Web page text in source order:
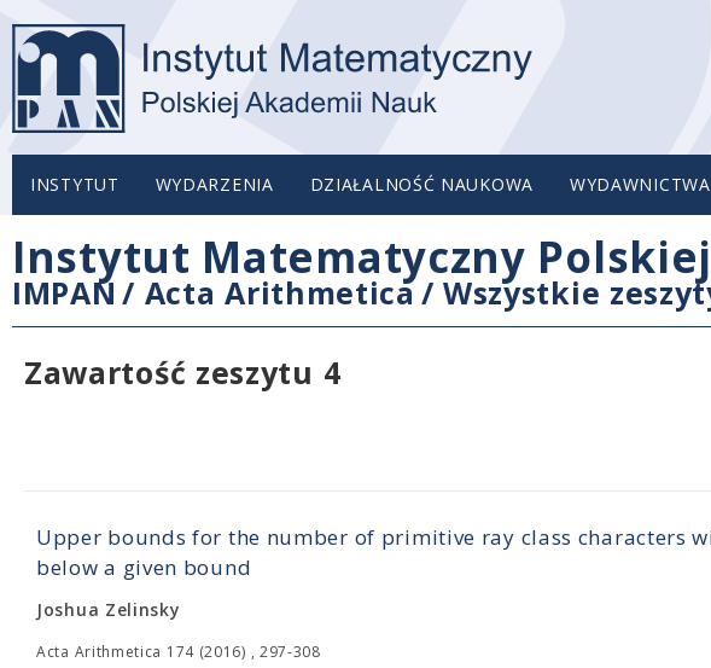
INSTYTUT WYDARZENIA DZIAŁALNOŚĆ NAUKOWA WYDAWNICTWA
Instytut Matematyczny
IMPAN / Acta Arithmetica/ Wszystkie
Zawartość zeszytu 4
Upper bounds for the number of primitive ray class characters
below a given bound
Joshua Zelinsky
Acta Arithmetica 174 (2016) , 297-308